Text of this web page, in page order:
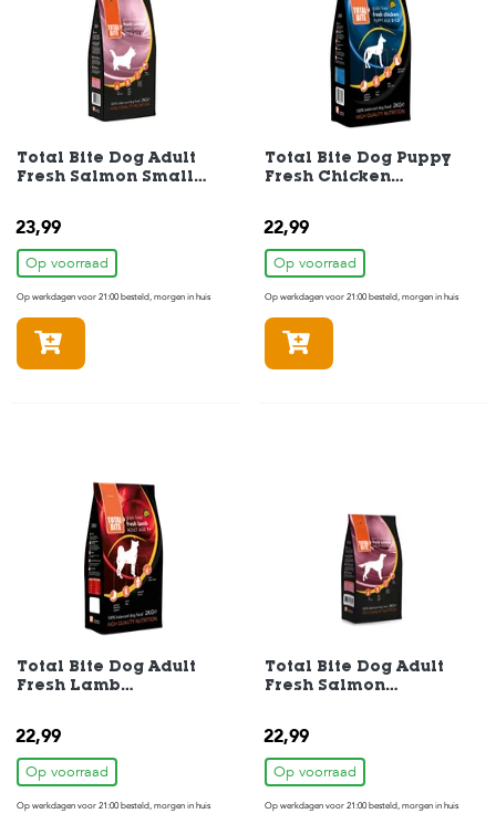
Total Bite Dog Adult
Fresh Salmon Small
23,99
Op voorraad
Op werkdagen voor 21:00 besteld, morgen in huis
Total Bite Dog Puppy
Fresh Chicken
22,99
Op voorraad
Op werkdagen voor 21:00 besteld, morgen in huis
Total Bite Dog Adult
Fresh Lamb
22,99
Op voorraad
Op werkdagen voor 21:00 besteld, morgen in huis
Total Bite Dog Adult
Fresh Salmon
22,99
Op voorraad
Op werkdagen voor 21:00 besteld, morgen in huis